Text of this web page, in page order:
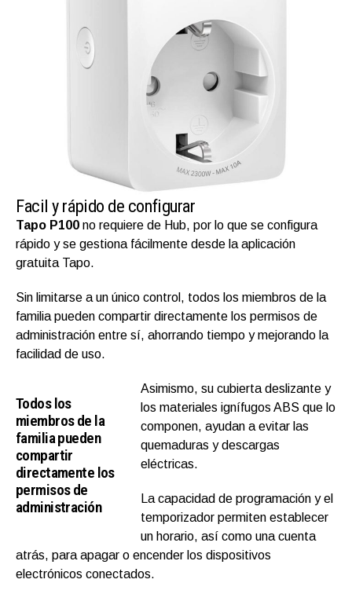
Facil y rápido de configurar
Tapo P100 no requiere de Hub, por lo que se configura
rápido y se gestiona fácilmente desde la aplicación
gratuita Tapo.
Sin limitarse a un único control, todos los miembros de la
familia pueden compartir directamente los permisos de
administración entre sí, ahorrando tiempo y mejorando la
facilidad de uso.
Todos los
miembros de la
familia pueden
compartir
directamente los
permisos de
administración
Asimismo, su cubierta deslizante y
los materiales ignífugos ABS que lo
componen, ayudan a evitar las
quemaduras y descargas
eléctricas.
La capacidad de programación y el
temporizador permiten establecer
un horario, así como una cuenta
atrás, para apagar o encender los dispositivos
electrónicos conectados.